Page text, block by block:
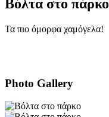
Βόλτα στο πάρκο
Τα πιο όμορφα χαμόγελα!
Photo Gallery